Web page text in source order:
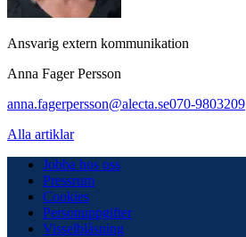
Ansvarig extern kommunikation
Anna Fager Persson
anna.fagerpersson@alecta.se070-9803209
Alla artiklar
Jobba hos oss
Pressrum
Cookies
Personuppgifter
Visselblåsning